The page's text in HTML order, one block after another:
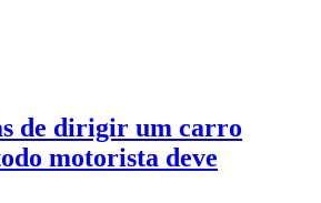
de dirigir um carro
motorista deve